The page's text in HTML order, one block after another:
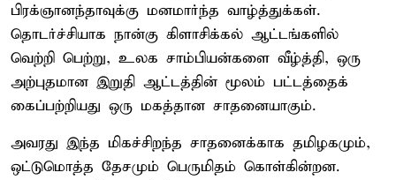
பிரக்ஞானந்தாவுக்கு மனமார்ந்த வாழ்த்துக்கள்.
தொடர்ச்சியாக நான்கு கிளாசிக்கல் ஆட்டங்களில்
வெற்றி பெற்று, உலக சாம்பியன்களை வீழ்த்தி, ஒரு
அற்புதமான இறுதி ஆட்டத்தின் மூலம் பட்டத்தைக்
கைப்பற்றியது ஒரு மகத்தான சாதனையாகும்.
அவரது இந்த மிகச்சிறந்த சாதனைக்காக தமிழகமும்,
ஒட்டுமொத்த தேசமும் பெருமிதம் கொள்கின்றன.